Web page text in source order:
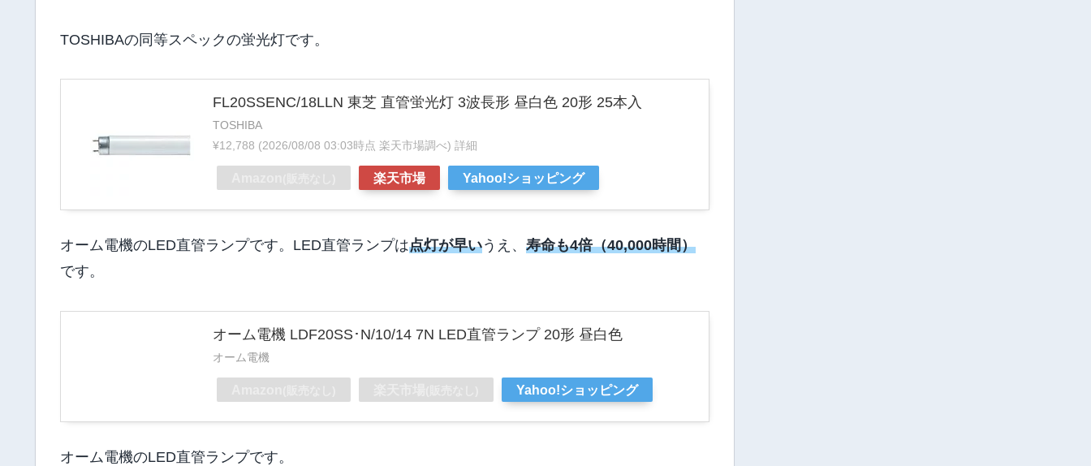
TOSHIBAの同等スペックの蛍光灯です。
FL20SSENC/18LLN 東芝 直管蛍光灯 3波長形 昼白色 20形 25本入
TOSHIBA
¥12,788 (2026/08/08 03:03時点 楽天市場調べ) 詳細
楽天市場 Yahoo!ショッピング
オーム電機のLED直管ランプです。LED直管ランプは点灯が早いうえ、 寿命も4倍（40,000時間）
です。
オーム電機 LDF20SS･N/10/14 7N LED直管ランプ 20形 昼白色
オーム電機
Yahoo!ショッピング
オーム電機のLED直管ランプです。